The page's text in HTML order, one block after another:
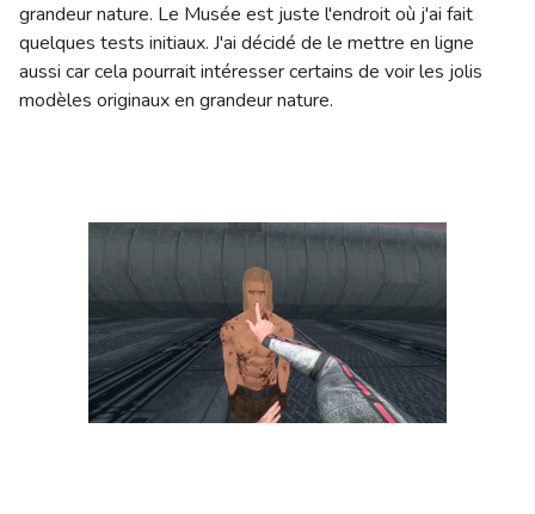
grandeur nature. Le Musée est juste l'endroit où j'ai fait
quelques tests initiaux. J'ai décidé de le mettre en ligne
aussi car cela pourrait intéresser certains de voir les jolis
modèles originaux en grandeur nature.